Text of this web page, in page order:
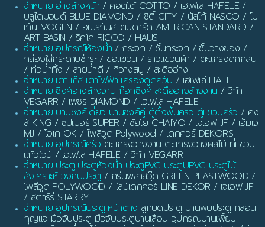
จำหน่าย อ่างล้างหน้า / คอตโต้ COTTO / เฮเฟเล่ HAFELE /
บลูไดมอนด์ BLUE DIAMOND / ซิตี้ CITY / นัสโก้ NASCO / โม
เก้น MOGEN / อเมริกันสแตนดาร์ด AMERICAN STANDARD /
ART BASIN / ริคโค่ RICCO / HAUS
จำหน่าย อุปกรณ์ห้องน้ำ / กระจก / ชั้นกระจก / ชั้นวางของ /
กล่องใส่กระดาษชำระ / ขอแขวน / ราวแขวนผ้า / ตะแกรงดักกลิ่น
/ ท่อน้ำทิ้ง / สายน้ำดี / ที่วางสบู่ / สะดืออ่าง
จำหน่าย เตาแก๊ส เตาไฟฟ้า เครื่องดูดควัน / เฮเฟเล่ HAFELE
จำหน่าย ซิงค์อ่างล้างจาน ก๊อกซิงค์ สะดืออ่างล้างจาน / วีก้า
VEGARR / เพชร DIAMOND / เฮเฟเล่ HAFELE
จำหน่าย บานซิงค์เดี่ยว บานซิงค์คู่ ตู้ตั้งพื้นครัว ตู้แขวนครัว / คิง
ส์ KING / ซูปเปอร์ SUPER / ชัยโย CHAIYO / เจเอฟ JF / เอ็มเจ
MJ / โอเค OK / โพลีวูด Polywood / เดคคอร์ DEKORS
จำหน่าย อุปกรณ์ครัว ตะแกรงวางจาน ตะแกรงวางผลไม้ ที่แขวน
แก้วไวน์ / เฮเฟเล่ HAFELE / วีก้า VEGARR
จำหน่าย ประตู ประตูห้องน้ำ ประตูPVC ประตูUPVC ประตูไม้
สังเคราะห์ วงกบประตู / กรีนพลาสวู๊ด GREEN PLASTWOOD /
โพลีวูด POLYWOOD / ไลน์เดคคอร์ LINE DEKOR / เจเอฟ JF
/ สตาร์รี่ STARRY
จำหน่าย อุปกรณ์ประตู หน้าต่าง ลูกบิดประตู บานพับประตู กลอน
กุญแจ มือจับประตู มือจับประตูบานเลื่อน อุปกรณ์บานเฟี้ยม